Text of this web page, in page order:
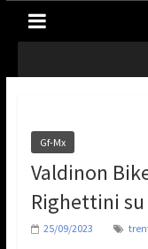
Gf-Mx
Valdinon
Righettini
25/09/2023